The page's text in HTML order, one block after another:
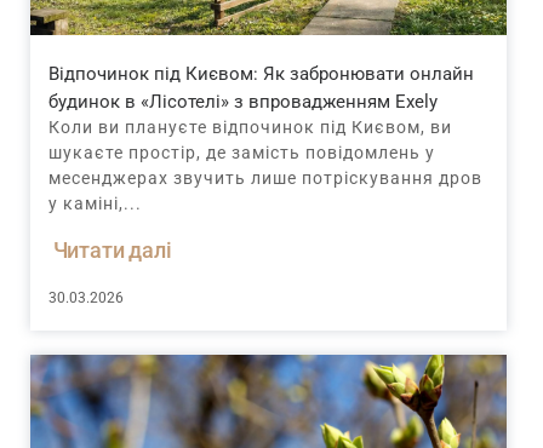
Відпочинок під Києвом: Як забронювати онлайн
будинок в «Лісотелі» з впровадженням Exely
Коли ви плануєте відпочинок під Києвом, ви
шукаєте простір, де замість повідомлень у
месенджерах звучить лише потріскування дров
у каміні,...
Читати далі
30.03.2026